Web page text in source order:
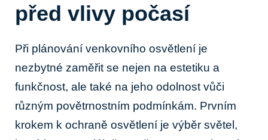
⁤před ⁣vlivy počasí
Při plánování venkovního osvětlení ⁢je⁢
nezbytné zaměřit se nejen na estetiku a
funkčnost, ale také na jeho odolnost‌ vůči
různým povětrnostním podmínkám. Prvním
krokem k⁢ ochraně osvětlení je⁣ výběr světel,